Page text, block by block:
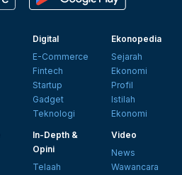
Digital
E-Commerce
Fintech
Startup
Gadget
Teknologi
Ekonopedia
Sejarah
Ekonomi
Profil
Istilah
Ekonomi
In-Depth &
Opini
Telaah
Video
News
Wawancara